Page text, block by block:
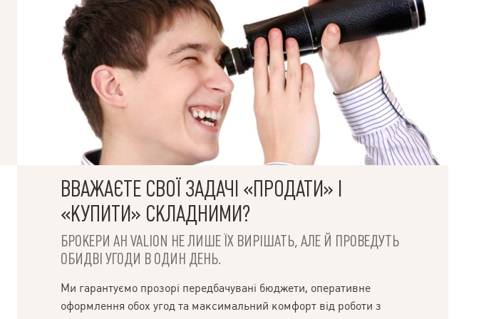
Чудова транспортна розв'язка! Телефонуйте!
ВВАЖАЄТЕ СВОЇ ЗАДАЧІ «ПРОДАТИ» І
«КУПИТИ» СКЛАДНИМИ?
БРОКЕРИ АН VALION НЕ ЛИШЕ ЇХ ВИРІШАТЬ, АЛЕ Й ПРОВЕДУТЬ
ОБИДВІ УГОДИ В ОДИН ДЕНЬ.
Ми гарантуємо прозорі передбачувані бюджети, оперативне
оформлення обох угод та максимальний комфорт від роботи з